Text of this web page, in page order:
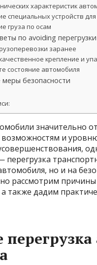
характеристик
специальных устройств
груза по осам
по avoiding
заранее
крепление и
состояние автомобиля
безопасности
значительно
и
но и на
рассмотрим причины
также дадим